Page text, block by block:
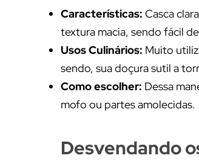
Características: Casca
textura macia, sendo fácil
Usos Culinários: Muito
sendo, sua doçura sutil a
Como escolher: Dessa
mofo ou partes amolecidas.
Desvendando